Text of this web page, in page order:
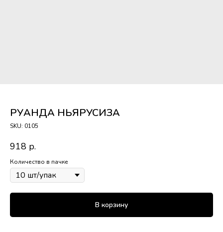
РУАНДА НЬЯРУСИЗА
SKU: 0105
918 р.
Количество в пачке
В корзину